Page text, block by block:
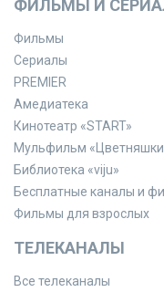
ФИЛЬМЫ И
Фильмы
Сериалы
PREMIER
Амедиатека
Кинотеатр «START»
Мульфильм
Библиотека «viju»
Бесплатные каналы и
Фильмы для взрослых
ТЕЛЕКАНАЛЫ
Все телеканалы